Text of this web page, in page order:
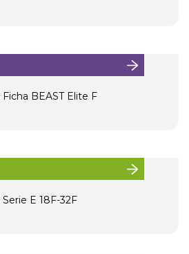
Ficha BEAST Elite F
Serie E 18F-32F